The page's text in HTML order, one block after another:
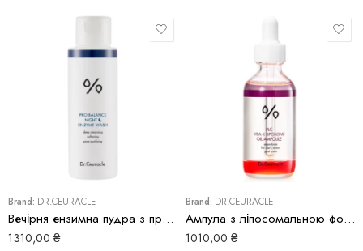
Екстракт мильнянки – чинить очищаючу і протизапальну дії;
запалення проходять швидше і з’являються рідше.
Рекомендації до застосування:
Тонік для комбінованої шкіри з лавандою від Elemis
рекомендується застосовувати щодня: вранці і ввечері після
очищення обличчя. Нанесіть 2-3 натискання дозатора засобу на
ватний диск і ретельно протріть все обличчя і шию.
Обʼєм:200 мл
Brand: DR.CEURACLE
Вечірня ензимна пудра з пробіотиками Dr.Ceuracle Pro-Balance
1310,00 ₴
Brand: DR.CEURACLE
Ампула з ліпосомальною формулою вітаміну K Dr.Ceuracle PLC Vita K Liposome Oil Ampoule
1010,00 ₴